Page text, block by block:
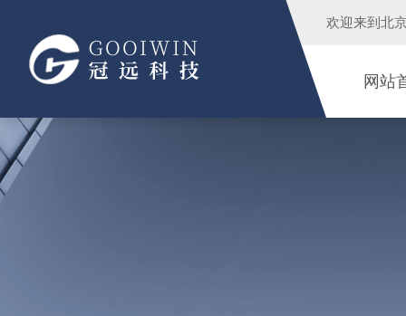
欢迎来到 北
网站